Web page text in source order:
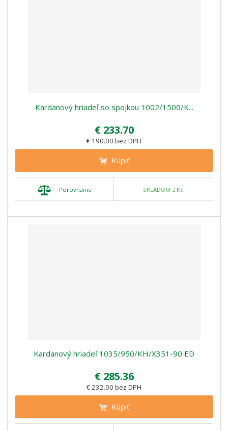
Kardanový hriadeľ so spojkou 1002/1500/K...
€ 233.70
€ 190.00 bez DPH
Kúpiť
Porovnanie SKLADOM 2 KS
Kardanový hriadeľ 1035/950/KH/X351-90 ED
€ 285.36
€ 232.00 bez DPH
Kúpiť